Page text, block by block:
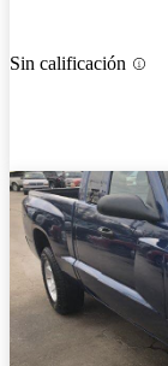
Sin calificación